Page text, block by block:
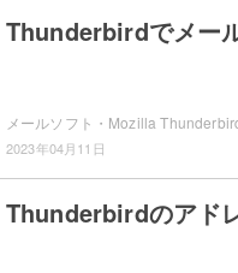
Thunderbirdでメー
2023年04月11日
Thunderbirdのアド